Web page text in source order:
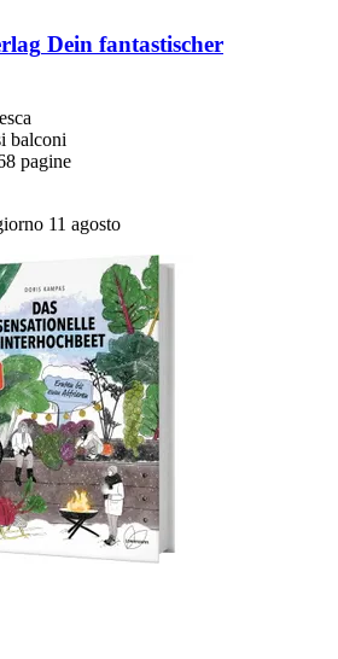
Dein fantastischer
balconi
pagine
11 agosto